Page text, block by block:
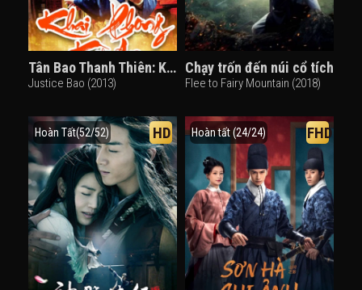
Tân Bao Thanh Thiên: Khai Phong Kỳ Án
Justice Bao (2013)
Chạy trốn đến núi cổ tích
Flee to Fairy Mountain (2018)
Hoàn Tất(52/52) HD Hoàn tất (24/24) FHD